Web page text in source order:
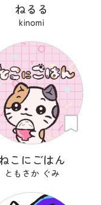
ねるる
kinomi
こにごはん
ともさか ぐみ